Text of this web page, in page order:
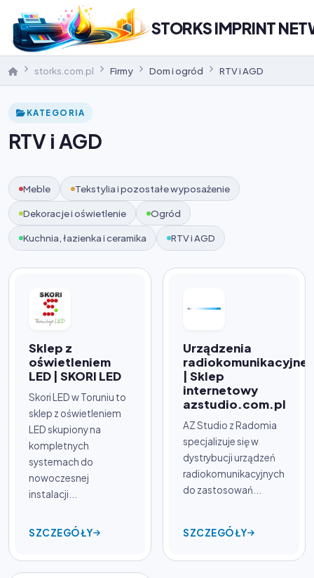
STORKS IMPRINT
storks.com.pl Firmy Dom i ogród RTV i AGD
KATEGORIA
RTV i AGD
Meble Tekstylia i pozostałe wyposażenie
Dekoracje i oświetlenie Ogród
Kuchnia, łazienka i ceramika RTV i AGD
Sklep z
oświetleniem
LED | SKORI LED
Skori LED w Toruniu to
sklep z oświetleniem
LED skupiony na
kompletnych
systemach do
nowoczesnej
instalacji...
SZCZEGÓŁY
Urządzenia
radiokomunikacyjne
| Sklep
internetowy
azstudio.com.pl
AZ Studio z Radomia
specjalizuje się w
dystrybucji urządzeń
radiokomunikacyjnych
do zastosowań...
SZCZEGÓŁY